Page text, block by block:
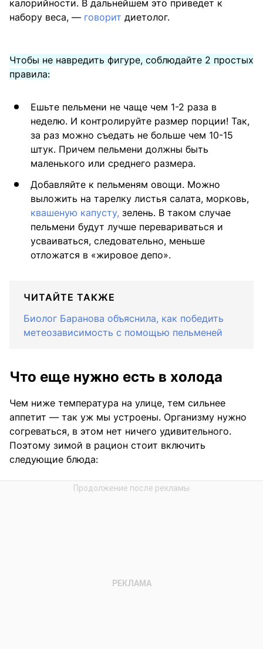
калорийности. В дальнейшем это приведет к
набору веса, — говорит диетолог.
Чтобы не навредить фигуре, соблюдайте 2 простых
правила:
Ешьте пельмени не чаще чем 1-2 раза в
неделю. И контролируйте размер порции! Так,
за раз можно съедать не больше чем 10-15
штук. Причем пельмени должны быть
маленького или среднего размера.
Добавляйте к пельменям овощи. Можно
выложить на тарелку листья салата, морковь,
квашеную капусту, зелень. В таком случае
пельмени будут лучше перевариваться и
усваиваться, следовательно, меньше
отложатся в «жировое депо».
ЧИТАЙТЕ ТАКЖЕ
Биолог Баранова объяснила, как победить
метеозависимость с помощью пельменей
Что еще нужно есть в холода
Чем ниже температура на улице, тем сильнее
аппетит — так уж мы устроены. Организму нужно
согреваться, в этом нет ничего удивительного.
Поэтому зимой в рацион стоит включить
следующие блюда: